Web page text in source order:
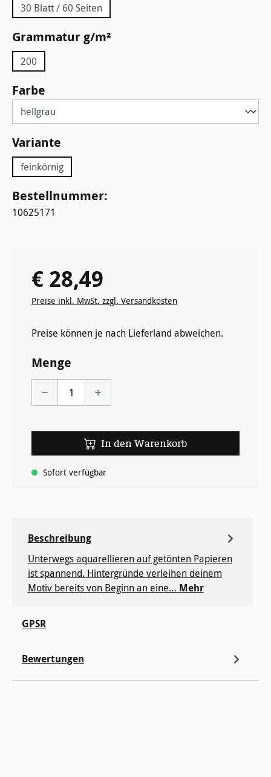
30 Blatt / 60 Seiten
Grammatur g/m²
200
Farbe
Variante
feinkörnig
Bestellnummer:
10625171
Regulärer Preis:
€ 28,49
Preise inkl. MwSt. zzgl. Versandkosten
Preise können je nach Lieferland abweichen.
Menge
In den Warenkorb
Sofort verfügbar
Beschreibung
Unterwegs aquarellieren auf getönten Papieren
ist spannend. Hintergründe verleihen deinem
Motiv bereits von Beginn an eine… Mehr
GPSR
Bewertungen